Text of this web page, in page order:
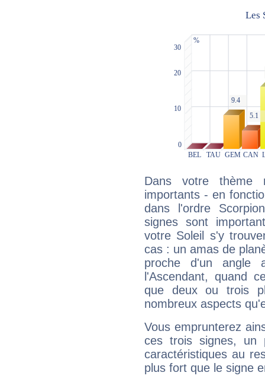
Dans votre thème
importants - en
dans l'ordre
signes sont
votre Soleil s'y
cas : un amas de
proche d'un
l'Ascendant, quand
que deux ou trois
nombreux aspects
Vous emprunterez
ces trois signes, un
caractéristiques au
plus fort que le signe